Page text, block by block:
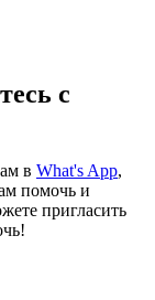
с
в What's App,
помочь и
пригласить